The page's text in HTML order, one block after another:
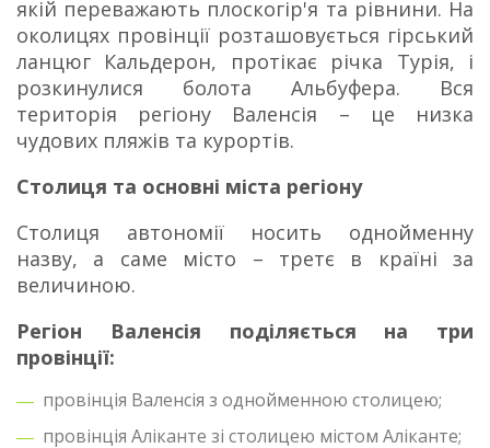
якій переважають плоскогір'я та рівнини. На
околицях провінції розташовується гірський
ланцюг Кальдерон, протікає річка Турія, і
розкинулися болота Альбуфера. Вся
територія регіону Валенсія – це низка
чудових пляжів та курортів.
Столиця та основні міста регіону
Столиця автономії носить однойменну
назву, а саме місто – третє в країні за
величиною.
Регіон Валенсія поділяється на три
провінції:
провінція Валенсія з однойменною столицею;
провінція Аліканте зі столицею містом Аліканте;